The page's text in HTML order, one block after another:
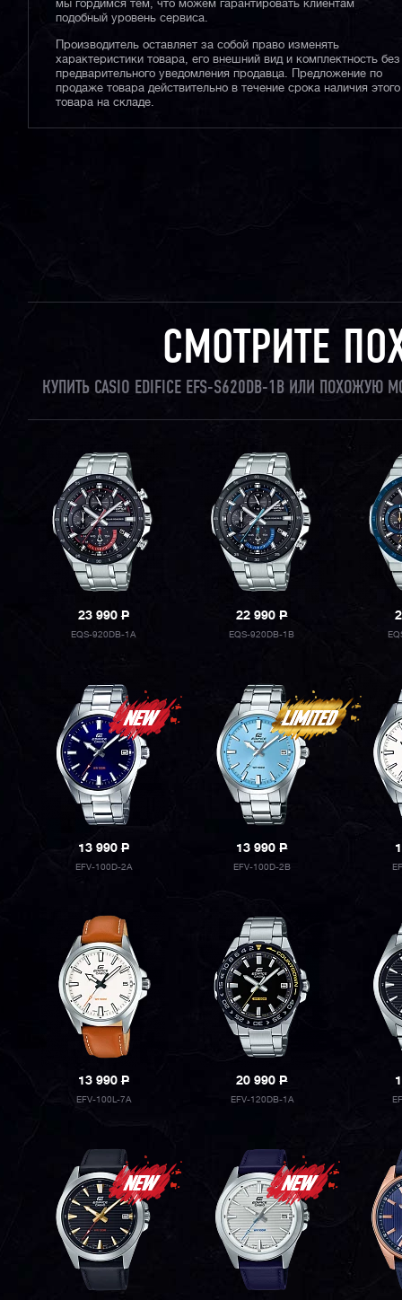
мы гордимся тем, что можем гарантировать клиентам
подобный уровень сервиса.
Производитель оставляет за собой право изменять
характеристики товара, его внешний вид и комплектность без
предварительного уведомления продавца. Предложение по
продаже товара действительно в течение срока наличия этого
товара на складе.
СМОТРИТЕ
КУПИТЬ CASIO EDIFICE EFS-S620DB-1B ИЛИ
23 990P
EQS-920DB-1A
22 990P
EQS-920DB-1B
13 990P
EFV-100D-2A
13 990P
EFV-100D-2B
13 990P
EFV-100L-7A
20 990P
EFV-120DB-1A